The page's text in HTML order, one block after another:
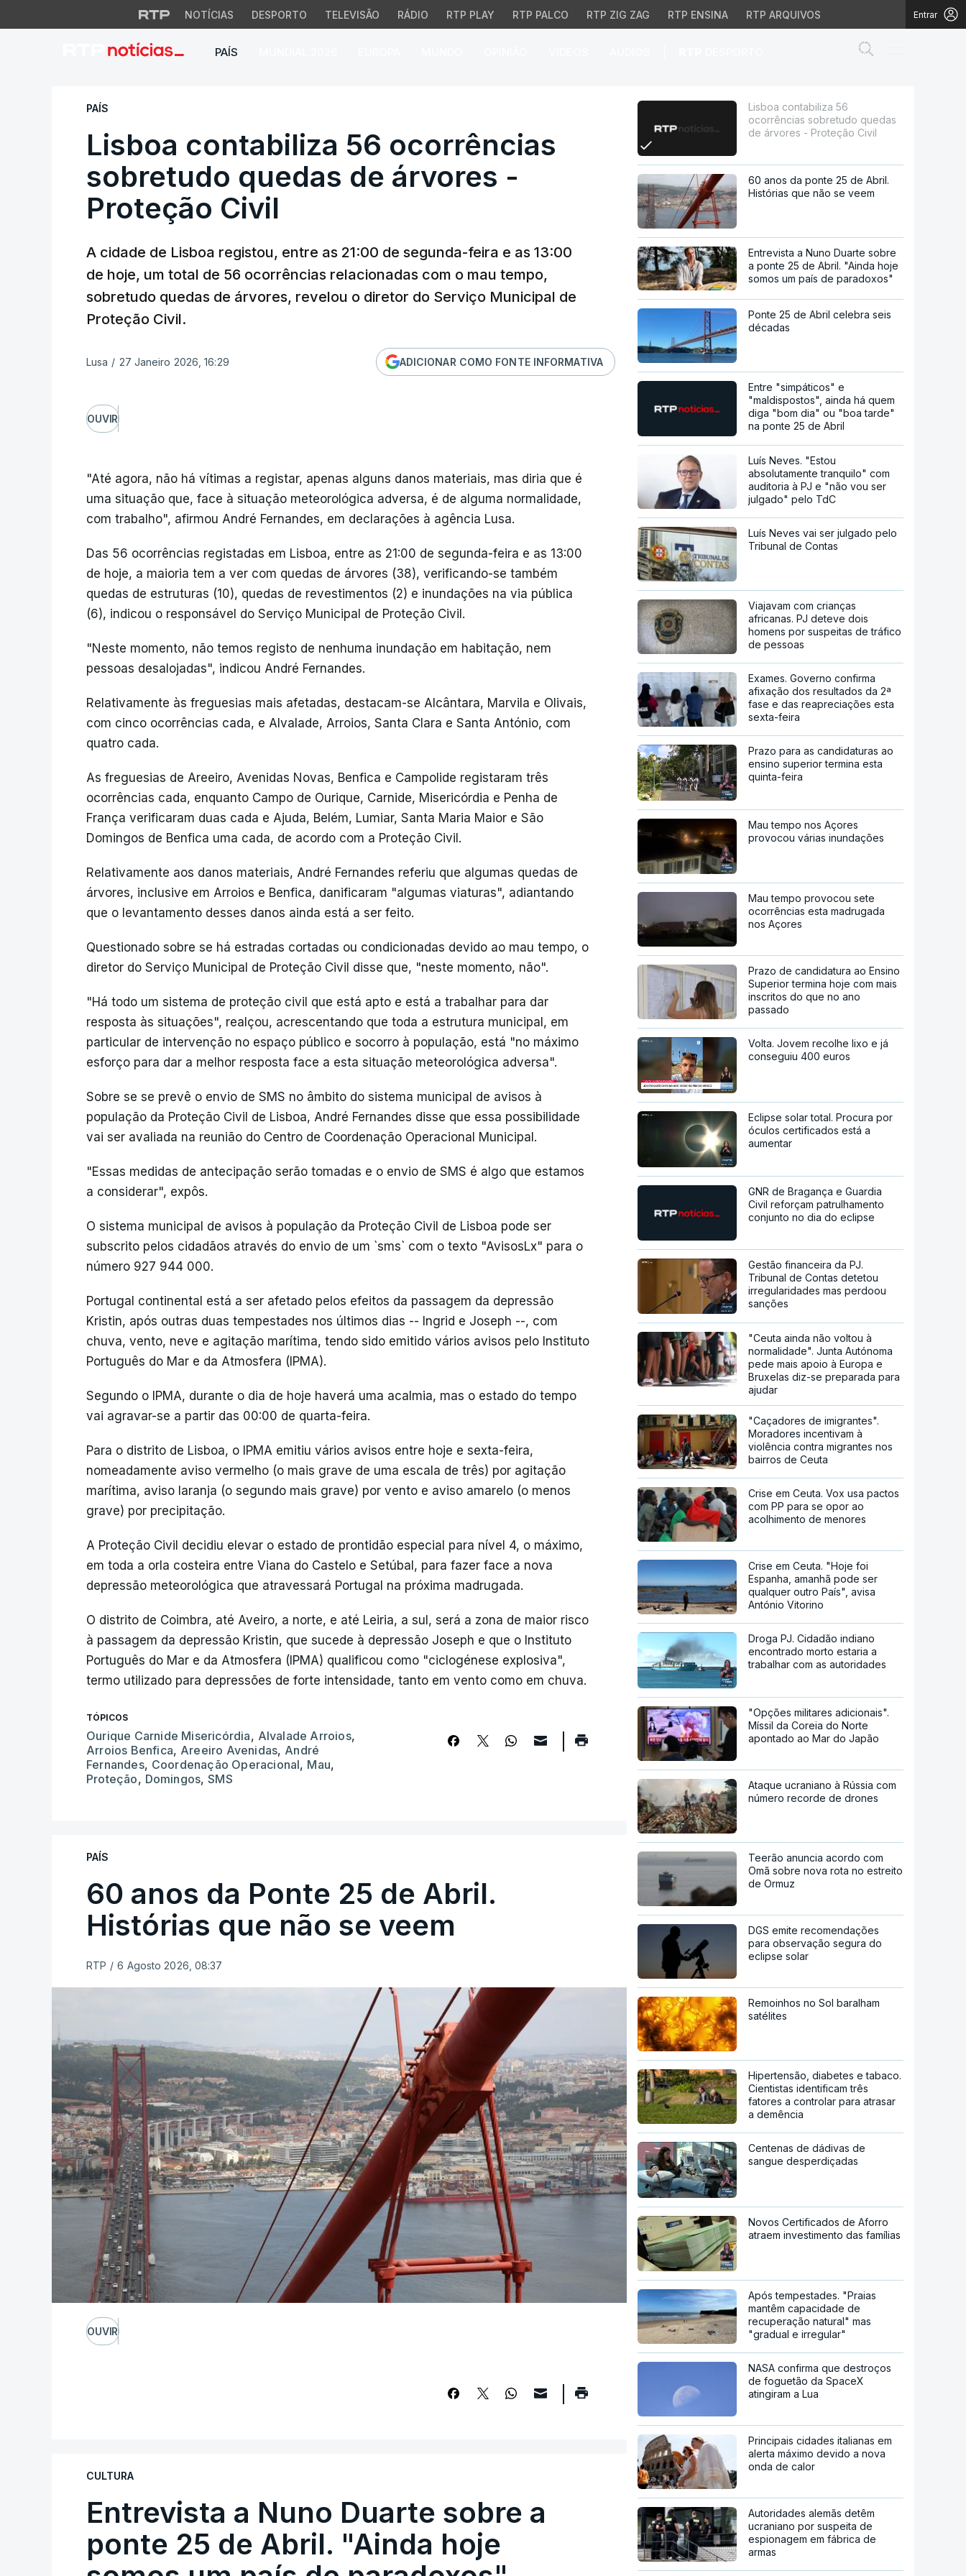
NOTÍCIAS DESPORTO TELEVISÃO RÁDIO RTP PLAY RTP PALCO RTP ZIG ZAG RTP ENSINA RTP ARQUIVOS Entrar
PAÍS
Lisboa contabiliza 56 ocorrências sobretudo quedas de árvores -
PAÍS
Lisboa contabiliza 56 ocorrências
sobretudo quedas de árvores -
Proteção Civil
A cidade de Lisboa registou, entre as 21:00 de segunda-feira e as 13:00
de hoje, um total de 56 ocorrências relacionadas com o mau tempo,
sobretudo quedas de árvores, revelou o diretor do Serviço Municipal de
Proteção Civil.
Lusa / 27 Janeiro 2026, 16:29 ADICIONAR COMO FONTE INFORMATIVA
OUVIR
"Até agora, não há vítimas a registar, apenas alguns danos materiais, mas diria que é
uma situação que, face à situação meteorológica adversa, é de alguma normalidade,
com trabalho", afirmou André Fernandes, em declarações à agência Lusa.
Das 56 ocorrências registadas em Lisboa, entre as 21:00 de segunda-feira e as 13:00
de hoje, a maioria tem a ver com quedas de árvores (38), verificando-se também
quedas de estruturas (10), quedas de revestimentos (2) e inundações na via pública
(6), indicou o responsável do Serviço Municipal de Proteção Civil.
"Neste momento, não temos registo de nenhuma inundação em habitação, nem
pessoas desalojadas", indicou André Fernandes.
Relativamente às freguesias mais afetadas, destacam-se Alcântara, Marvila e Olivais,
com cinco ocorrências cada, e Alvalade, Arroios, Santa Clara e Santa António, com
quatro cada.
As freguesias de Areeiro, Avenidas Novas, Benfica e Campolide registaram três
ocorrências cada, enquanto Campo de Ourique, Carnide, Misericórdia e Penha de
França verificaram duas cada e Ajuda, Belém, Lumiar, Santa Maria Maior e São
Domingos de Benfica uma cada, de acordo com a Proteção Civil.
Relativamente aos danos materiais, André Fernandes referiu que algumas quedas de
árvores, inclusive em Arroios e Benfica, danificaram "algumas viaturas", adiantando
que o levantamento desses danos ainda está a ser feito.
Questionado sobre se há estradas cortadas ou condicionadas devido ao mau tempo, o
diretor do Serviço Municipal de Proteção Civil disse que, "neste momento, não".
"Há todo um sistema de proteção civil que está apto e está a trabalhar para dar
resposta às situações", realçou, acrescentando que toda a estrutura municipal, em
particular de intervenção no espaço público e socorro à população, está "no máximo
esforço para dar a melhor resposta face a esta situação meteorológica adversa".
Sobre se se prevê o envio de SMS no âmbito do sistema municipal de avisos à
população da Proteção Civil de Lisboa, André Fernandes disse que essa possibilidade
vai ser avaliada na reunião do Centro de Coordenação Operacional Municipal.
"Essas medidas de antecipação serão tomadas e o envio de SMS é algo que estamos
a considerar", expôs.
O sistema municipal de avisos à população da Proteção Civil de Lisboa pode ser
subscrito pelos cidadãos através do envio de um `sms` com o texto "AvisosLx" para o
número 927 944 000.
Portugal continental está a ser afetado pelos efeitos da passagem da depressão
Kristin, após outras duas tempestades nos últimos dias -- Ingrid e Joseph --, com
chuva, vento, neve e agitação marítima, tendo sido emitido vários avisos pelo Instituto
Português do Mar e da Atmosfera (IPMA).
Segundo o IPMA, durante o dia de hoje haverá uma acalmia, mas o estado do tempo
vai agravar-se a partir das 00:00 de quarta-feira.
Para o distrito de Lisboa, o IPMA emitiu vários avisos entre hoje e sexta-feira,
nomeadamente aviso vermelho (o mais grave de uma escala de três) por agitação
marítima, aviso laranja (o segundo mais grave) por vento e aviso amarelo (o menos
grave) por precipitação.
A Proteção Civil decidiu elevar o estado de prontidão especial para nível 4, o máximo,
em toda a orla costeira entre Viana do Castelo e Setúbal, para fazer face a nova
depressão meteorológica que atravessará Portugal na próxima madrugada.
O distrito de Coimbra, até Aveiro, a norte, e até Leiria, a sul, será a zona de maior risco
à passagem da depressão Kristin, que sucede à depressão Joseph e que o Instituto
Português do Mar e da Atmosfera (IPMA) qualificou como "ciclogénese explosiva",
termo utilizado para depressões de forte intensidade, tanto em vento como em chuva.
TÓPICOS
Ourique Carnide Misericórdia, Alvalade Arroios,
Arroios Benfica, Areeiro Avenidas, André
Fernandes, Coordenação Operacional, Mau,
Proteção, Domingos,SMS
PAÍS
60 anos da Ponte 25 de Abril.
Histórias que não se veem
RTP / 6 Agosto 2026, 08:37
OUVIR
CULTURA
Entrevista a Nuno Duarte sobre a
ponte 25 de Abril. "Ainda hoje
Lisboa contabiliza 56
ocorrências sobretudo quedas
de árvores - Proteção Civil
60 anos da ponte 25 de Abril.
Histórias que não se veem
Entrevista a Nuno Duarte sobre
a ponte 25 de Abril. "Ainda hoje
somos um país de paradoxos"
Ponte 25 de Abril celebra seis
décadas
Entre "simpáticos" e
"maldispostos", ainda há quem
diga "bom dia" ou "boa tarde"
na ponte 25 de Abril
Luís Neves. "Estou
absolutamente tranquilo" com
auditoria à PJ e "não vou ser
julgado" pelo TdC
Luís Neves vai ser julgado pelo
Tribunal de Contas
Viajavam com crianças
africanas. PJ deteve dois
homens por suspeitas de tráfico
de pessoas
Exames. Governo confirma
afixação dos resultados da 2ª
fase e das reapreciações esta
sexta-feira
Prazo para as candidaturas ao
ensino superior termina esta
quinta-feira
Mau tempo nos Açores
provocou várias inundações
Mau tempo provocou sete
ocorrências esta madrugada
nos Açores
Prazo de candidatura ao Ensino
Superior termina hoje com mais
inscritos do que no ano
passado
Volta. Jovem recolhe lixo e já
conseguiu 400 euros
Eclipse solar total. Procura por
óculos certificados está a
aumentar
GNR de Bragança e Guardia
Civil reforçam patrulhamento
conjunto no dia do eclipse
Gestão financeira da PJ.
Tribunal de Contas detetou
irregularidades mas perdoou
sanções
"Ceuta ainda não voltou à
normalidade". Junta Autónoma
pede mais apoio à Europa e
Bruxelas diz-se preparada para
ajudar
"Caçadores de imigrantes".
Moradores incentivam à
violência contra migrantes nos
bairros de Ceuta
Crise em Ceuta. Vox usa pactos
com PP para se opor ao
acolhimento de menores
Crise em Ceuta. "Hoje foi
Espanha, amanhã pode ser
qualquer outro País", avisa
António Vitorino
Droga PJ. Cidadão indiano
encontrado morto estaria a
trabalhar com as autoridades
"Opções militares adicionais".
Míssil da Coreia do Norte
apontado ao Mar do Japão
Ataque ucraniano à Rússia com
número recorde de drones
Teerão anuncia acordo com
Omã sobre nova rota no estreito
de Ormuz
DGS emite recomendações
para observação segura do
eclipse solar
Remoinhos no Sol baralham
satélites
Hipertensão, diabetes e tabaco.
Cientistas identificam três
fatores a controlar para atrasar
a demência
Centenas de dádivas de
sangue desperdiçadas
Novos Certificados de Aforro
atraem investimento das famílias
Após tempestades. "Praias
mantêm capacidade de
recuperação natural" mas
"gradual e irregular"
NASA confirma que destroços
de foguetão da SpaceX
atingiram a Lua
Principais cidades italianas em
alerta máximo devido a nova
onda de calor
Autoridades alemãs detêm
ucraniano por suspeita de
espionagem em fábrica de
armas